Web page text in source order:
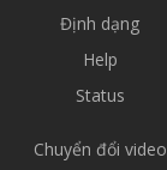
Định dạng
Help
Status
Chuyển đổi video